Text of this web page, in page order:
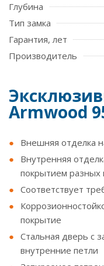
Глубина
Тип замка
Гарантия, лет
Производитель
Armwood
Внешняя отделка
Внутренняя
покрытием разных
Соответствует
покрытие
Стальная дверь с
внутренние петли